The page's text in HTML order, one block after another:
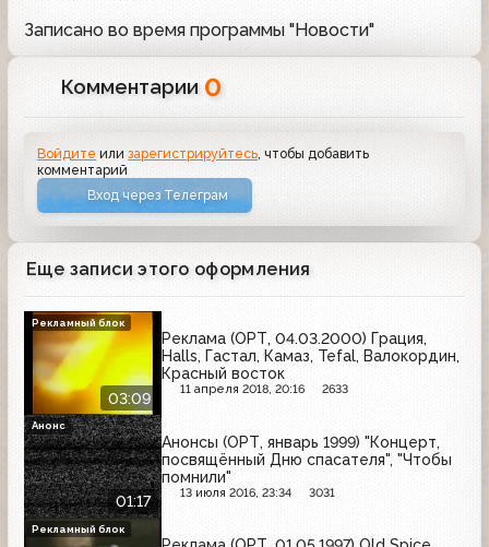
Записано во время программы "Новости"
Комментарии 0
Войдите илизарегистрируйтесь , чтобы добавить
комментарий
Вход через Телеграм
Еще записи этого оформления
03:09
Реклама (ОРТ, 04.03.2000) Грация,
Halls, Гастал, Камаз, Tefal, Валокордин,
Красный восток
11 апреля 2018, 20:16 2633
Рекламный блок
01:17
Анонсы (ОРТ, январь 1999) "Концерт,
посвящённый Дню спасателя", "Чтобы
помнили"
13 июля 2016, 23:34 3031
Анонс
Рекламный блок